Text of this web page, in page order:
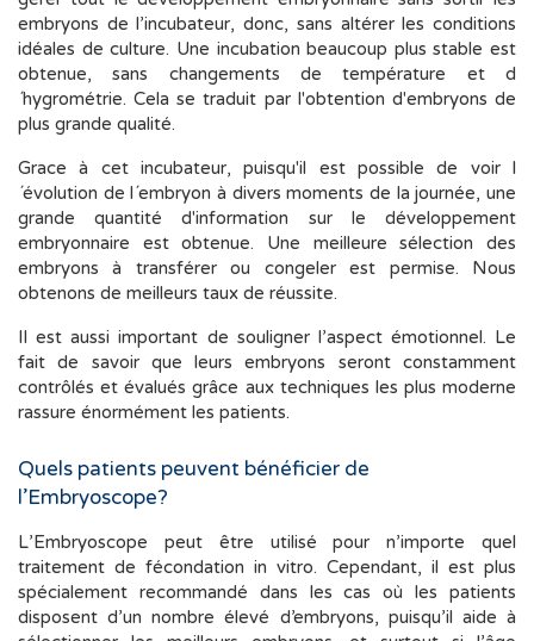
embryons de l’incubateur, donc, sans altérer les conditions
idéales de culture. Une incubation beaucoup plus stable est
obtenue, sans changements de température et d
´hygrométrie. Cela se traduit par l'obtention d'embryons de
plus grande qualité.
Grace à cet incubateur, puisqu'il est possible de voir l
´évolution de l´embryon à divers moments de la journée, une
grande quantité d'information sur le développement
embryonnaire est obtenue. Une meilleure sélection des
embryons à transférer ou congeler est permise. Nous
obtenons de meilleurs taux de réussite.
Il est aussi important de souligner l’aspect émotionnel. Le
fait de savoir que leurs embryons seront constamment
contrôlés et évalués grâce aux techniques les plus moderne
rassure énormément les patients.
Quels patients peuvent bénéficier de
l’Embryoscope?
L’Embryoscope peut être utilisé pour n’importe quel
traitement de fécondation in vitro. Cependant, il est plus
spécialement recommandé dans les cas où les patients
disposent d’un nombre élevé d’embryons, puisqu’il aide à